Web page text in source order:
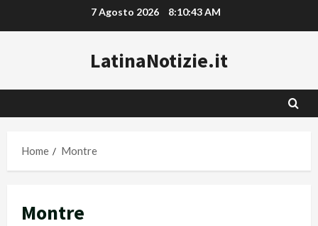
al
7 Agosto 2026 8:10:44 AM
LatinaNotizie.it
Home Montre
Montre